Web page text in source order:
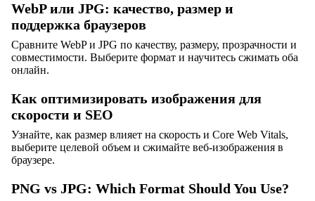
WebP или JPG: качество, размер и
поддержка браузеров
Сравните WebP и JPG по качеству, размеру, прозрачности и
совместимости. Выберите формат и научитесь сжимать оба
онлайн.
Как оптимизировать изображения для
скорости и SEO
Узнайте, как размер влияет на скорость и Core Web Vitals,
выберите целевой объем и сжимайте веб-изображения в
браузере.
PNG vs JPG: Which Format Should You Use?